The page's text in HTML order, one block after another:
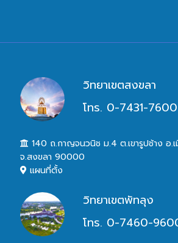
วิทยาเขตสงขลา
โทร. 0-7431-7600
140 ถ.กาญจนวนิช ม.4 ต.เขารูปช้าง อ.
จ.สงขลา 90000
แผนที่ตั้ง
วิทยาเขตพัทลุง
โทร. 0-7460-